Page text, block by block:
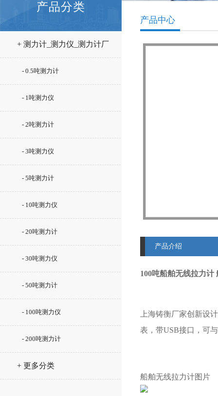
产品分类
+ 测力计_测力仪_测力计厂
- 0.5吨测力计
- 1吨测力仪
- 2吨测力计
- 3吨测力仪
- 5吨测力计
- 10吨测力仪
- 20吨测力计
- 30吨测力仪
- 50吨测力计
- 100吨测力仪
- 200吨测力计
+ 更多分类
产品中心
产品介绍
100吨船舶无线拉力计
上海铸衡厂家创新设
表，带USB接口，可
船舶无线拉力计图片